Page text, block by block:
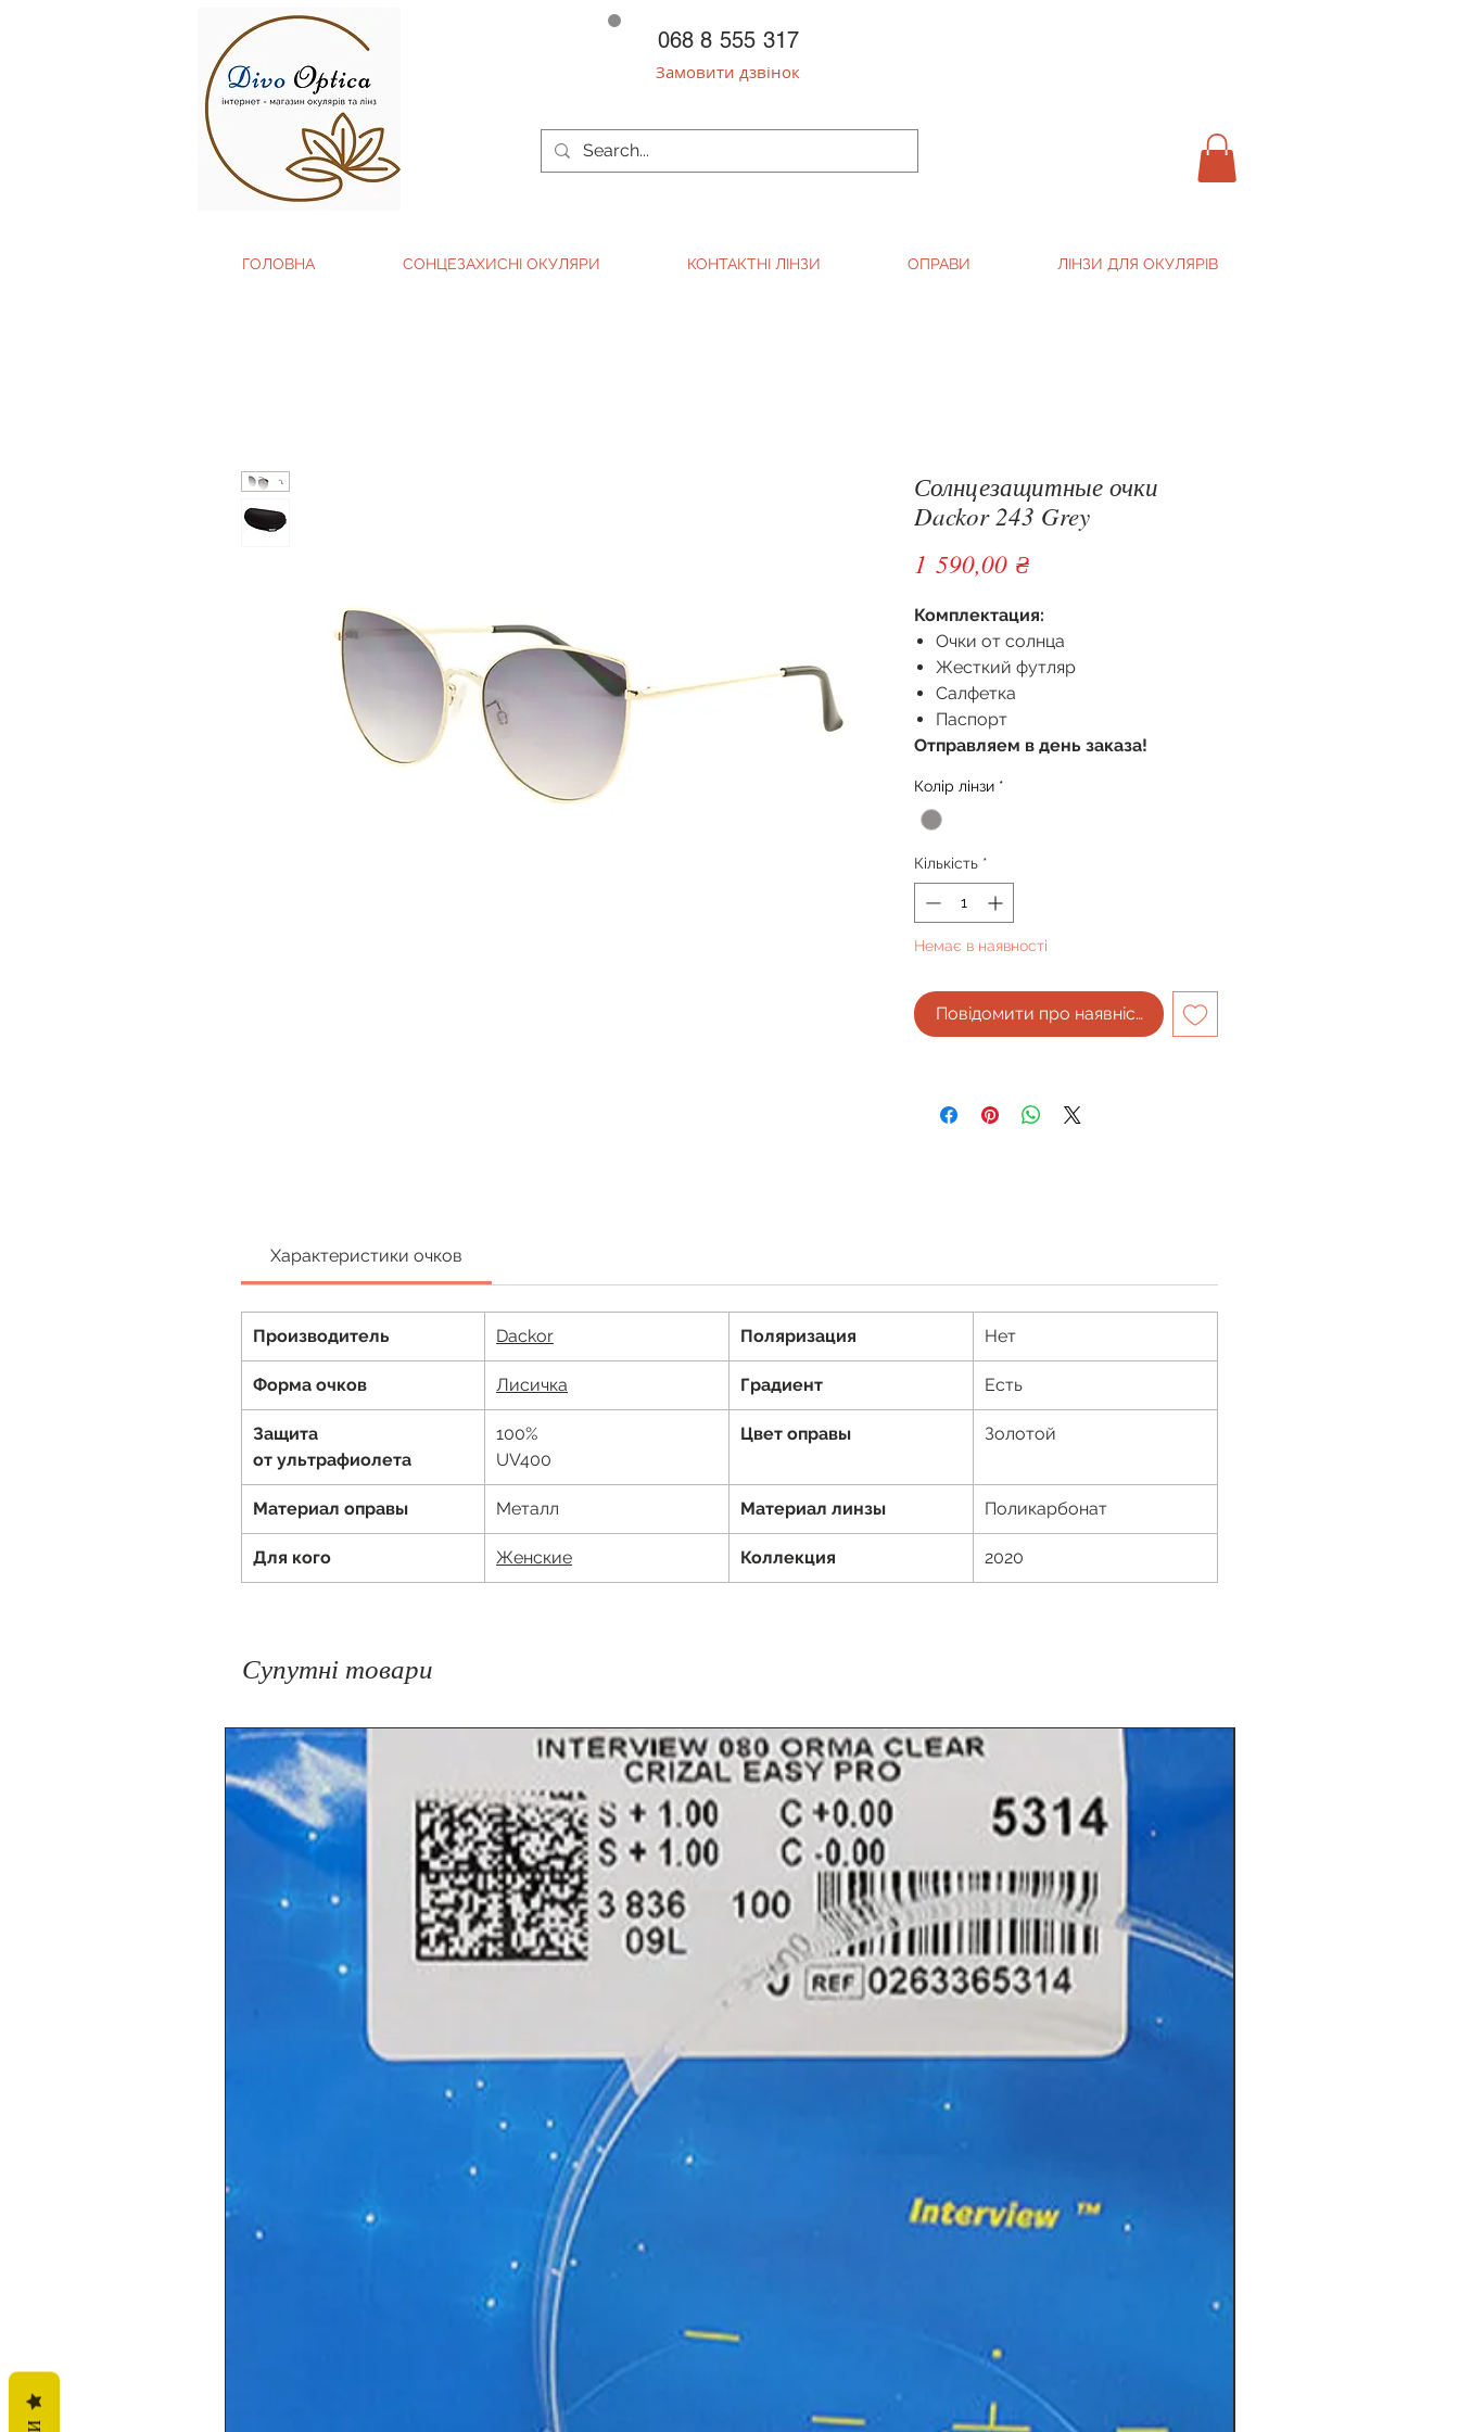
068 8 555 317
Замовити дзвінок
ГОЛОВНА СОНЦЕЗАХИСНІ ОКУЛЯРИ КОНТАКТНІ ЛІНЗИ ОПРАВИ ЛІНЗИ ДЛЯ ОКУЛЯРІВ
Солнцезащитные очки
Dackor 243 Grey
1 590,00 ₴Ціна
Комплектация:
Очки от солнца
Жесткий футляр
Салфетка
Паспорт
Отправляем в день заказа!
Колір лінзи *
Кількість *
Немає в наявності
Повідомити про наявність
Характеристики очков
Производитель Dackor Поляризация Нет
Форма очков Лисичка Градиент Есть
Защита
от ультрафиолета
100%
UV400
Цвет оправы Золотой
Материал оправы Металл Материал линзы Поликарбонат
Для кого Женские Коллекция 2020
Супутні товари